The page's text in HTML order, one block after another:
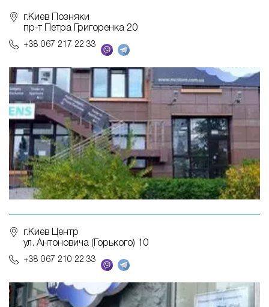
г.Киев Позняки
пр-т Петра Григоренка 20
+38 067 217 22 33
г.Киев Центр
ул. Антоновича (Горького) 10
+38 067 210 22 33